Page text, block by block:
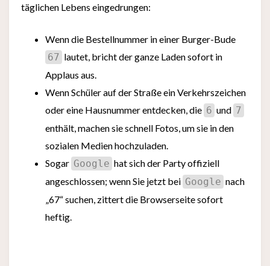
täglichen Lebens eingedrungen:
Wenn die Bestellnummer in einer Burger-Bude
67 lautet, bricht der ganze Laden sofort in
Applaus aus.
Wenn Schüler auf der Straße ein Verkehrszeichen
oder eine Hausnummer entdecken, die 6 und 7
enthält, machen sie schnell Fotos, um sie in den
sozialen Medien hochzuladen.
Sogar Google hat sich der Party offiziell
angeschlossen; wenn Sie jetzt bei Google nach
„67“ suchen, zittert die Browserseite sofort
heftig.